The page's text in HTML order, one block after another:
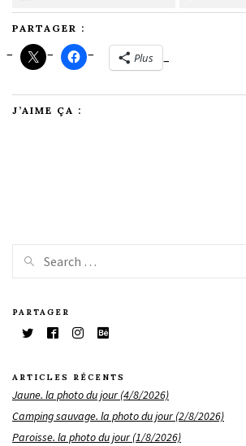
PARTAGER :
Plus
J’AIME ÇA :
PARTAGER
ARTICLES RÉCENTS
Jaune. la photo du jour (4/8/2026)
Camping sauvage. la photo du jour (2/8/2026)
Paroisse. la photo du jour (1/8/2026)